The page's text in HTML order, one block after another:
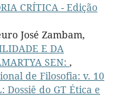
CRÍTICA - Edição
José Zambam,
E DA
SEN: ,
de Filosofia: v. 10
Dossiê do GT Ética e